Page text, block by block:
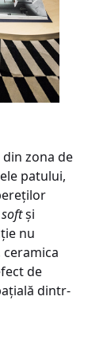
zona de
patului,
softși
nu
ceramica
de
dintr-